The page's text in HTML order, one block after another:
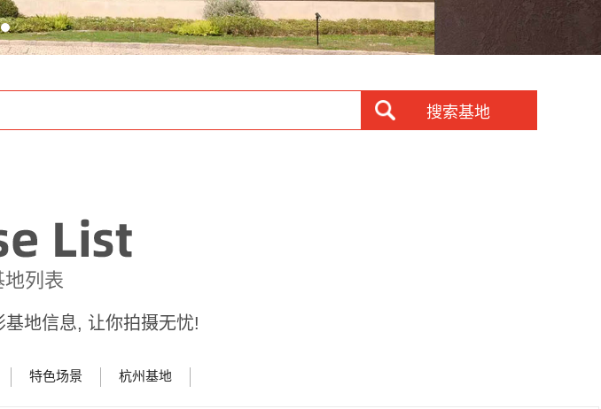
搜索基地
地列表
地信息, 让你拍摄无忧!
特色场景 杭州基地